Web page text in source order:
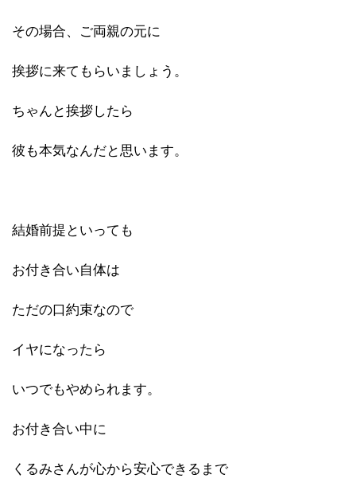
その場合、ご両親の元に
挨拶に来てもらいましょう。
ちゃんと挨拶したら
彼も本気なんだと思います。
結婚前提といっても
お付き合い自体は
ただの口約束なので
イヤになったら
いつでもやめられます。
お付き合い中に
くるみさんが心から安心できるまで